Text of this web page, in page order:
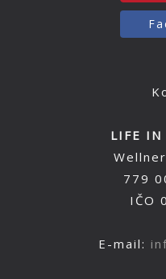
LIFE IN
779
IČO
E-mail: